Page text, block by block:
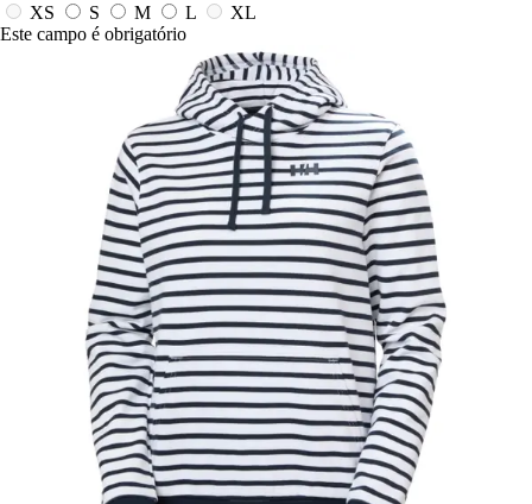
XS
S M L
XL
Este campo é obrigatório